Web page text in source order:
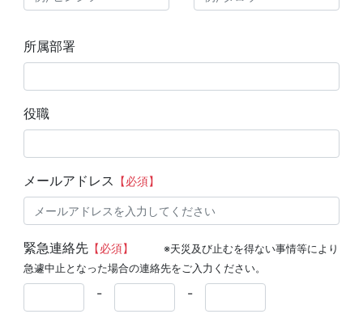
所属部署
役職
メールアドレス 【必須】
緊急連絡先【必須】
※天災及び止むを得ない事情等により
急遽中止となった場合の連絡先をご入力ください。
- -